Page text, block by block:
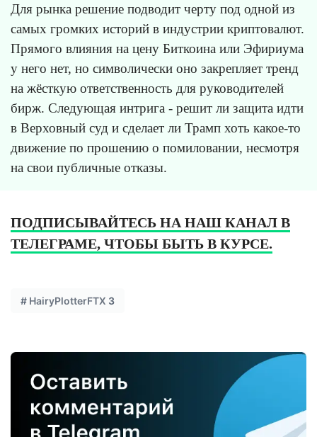
Для рынка решение подводит черту под одной из
самых громких историй в индустрии криптовалют.
Прямого влияния на цену Биткоина или Эфириума
у него нет, но символически оно закрепляет тренд
на жёсткую ответственность для руководителей
бирж. Следующая интрига - решит ли защита идти
в Верховный суд и сделает ли Трамп хоть какое-то
движение по прошению о помиловании, несмотря
на свои публичные отказы.
ПОДПИСЫВАЙТЕСЬ НА НАШ КАНАЛ В
ТЕЛЕГРАМЕ, ЧТОБЫ БЫТЬ В КУРСЕ.
# HairyPlotterFTX 3